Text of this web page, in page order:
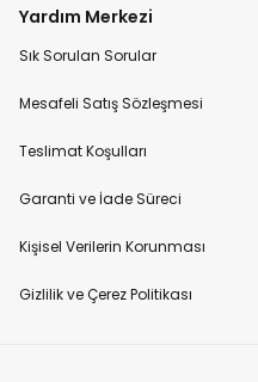
Yardım Merkezi
Sık Sorulan Sorular
Mesafeli Satış Sözleşmesi
Teslimat Koşulları
Garanti ve İade Süreci
Kişisel Verilerin Korunması
Gizlilik ve Çerez Politikası